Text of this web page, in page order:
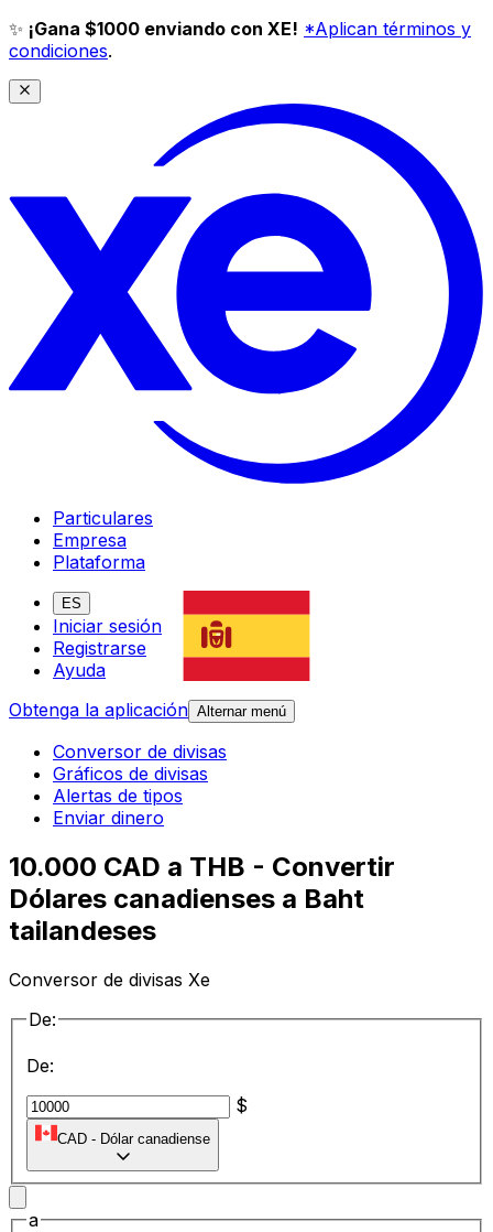
✨ ¡Gana $1000 enviando con XE! *Aplican términos y
condiciones.
Particulares
Empresa
Plataforma
ES
Iniciar sesión
Registrarse
Ayuda
Obtenga la aplicación Alternar menú
Conversor de divisas
Gráficos de divisas
Alertas de tipos
Enviar dinero
10.000 CAD a THB - Convertir
Dólares canadienses a Baht
tailandeses
Conversor de divisas Xe
De:
De:
$
CAD - Dólar canadiense
a